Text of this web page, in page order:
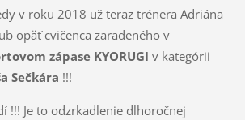
v roku 2018 už teraz trénera Adriána
opäť cvičenca zaradeného v
zápase KYORUGI v kategórii
Sečkára !!!
!!! Je to odzrkadlenie dlhoročnej